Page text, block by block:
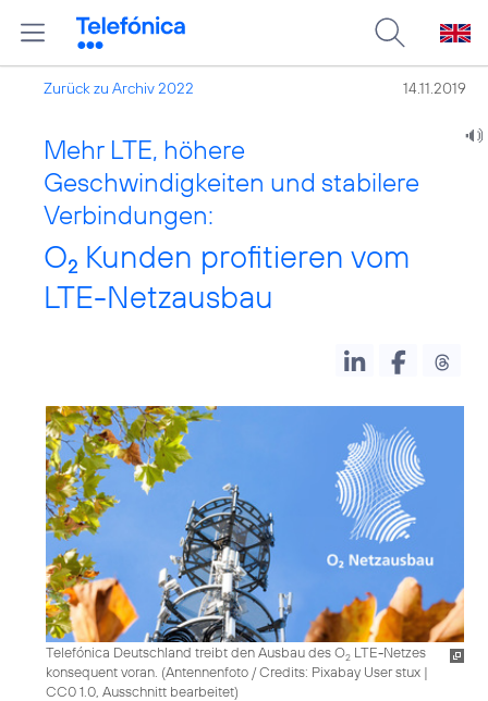
Zurück zu Archiv 2022 14.11.2019
Mehr LTE, höhere
Geschwindigkeiten und stabilere
Verbindungen:
O2 Kunden profitieren vom
LTE-Netzausbau
Telefónica Deutschland treibt den Ausbau des O2 LTE-Netzes
konsequent voran. (Antennenfoto / Credits: Pixabay User stux |
CC0 1.0, Ausschnitt bearbeitet)